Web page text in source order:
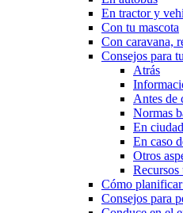
En tractor y
Con tu mascota
Con caravana,
Consejos para
Atrás
Antes de
Normas
En ciudad
En caso
Otros
Recursos
Cómo
Consejos para